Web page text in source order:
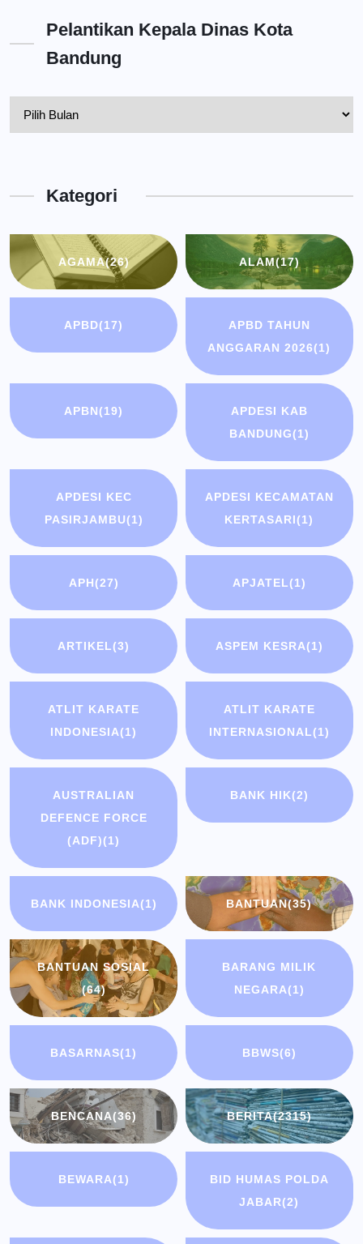
Pelantikan Kepala Dinas Kota
Bandung
BandungKategori
AGAMA(26) ALAM(17)
APBD(17)
APBD TAHUN
ANGGARAN 2026(1)
APBN(19)
APDESI KAB
BANDUNG(1)
APDESI KEC
PASIRJAMBU(1)
APDESI KECAMATAN
KERTASARI(1)
APH(27) APJATEL(1)
ARTIKEL(3) ASPEM KESRA(1)
ATLIT KARATE
INDONESIA(1)
ATLIT KARATE
INTERNASIONAL(1)
AUSTRALIAN
DEFENCE FORCE
(ADF)(1)
BANK HIK(2)
BANK INDONESIA(1) BANTUAN(35)
BANTUAN SOSIAL
(64)
BARANG MILIK
NEGARA(1)
BASARNAS(1) BBWS(6)
BENCANA(36) BERITA(2315)
BEWARA(1)
BID HUMAS POLDA
JABAR(2)